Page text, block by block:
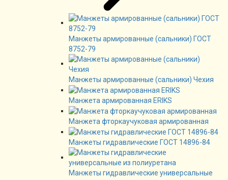
Манжеты армированные (сальники) ГОСТ
8752-79
Манжеты армированные (сальники) Чехия
Манжета армированная ERIKS
Манжета фторкаучуковая армированная
Манжеты гидравлические ГОСТ 14896-84
Манжеты гидравлические универсальные